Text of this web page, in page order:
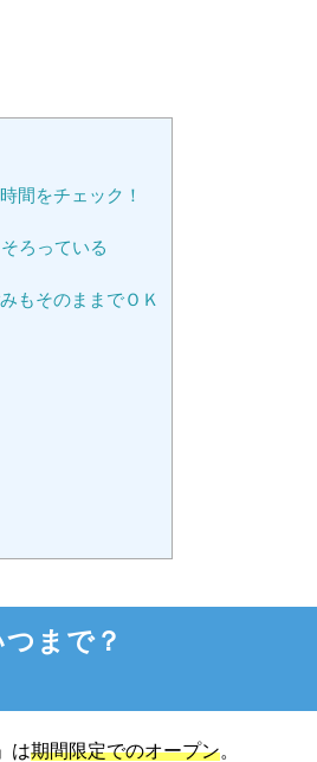
間をチェック！
ろっている
もそのままでＯＫ
まで？
は期間限定でのオープン。